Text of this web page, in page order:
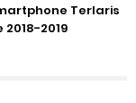
Terlaris
2018-2019